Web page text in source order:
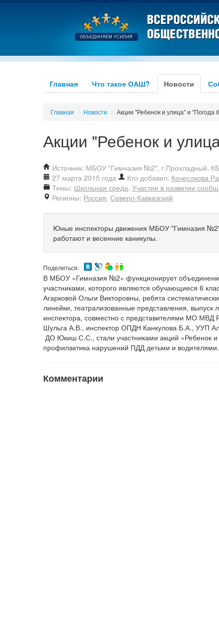
Главная Что такое ОАШ? Новости
Главная / Новости / Акции "Ребенок и улица" и "Погода
Акции "Ребенок и
Источник: МБОУ "Гимназия №2", г.Прохладный,
27 марта 2015 года
Кто добавил: Кочесокова
Темы: Школьная среда, Участие в развитии
Регионы: Россия, Северо-Кавказский
Юные инспекторы движения МБОУ "Гимназия №2"
работают и весенние каникулы.
Поделиться:
В МБОУ «Гимназия №2» функционирует
участниками, которого являются обучающиеся 6
Агарковой Ольги Викторовны, ребята
линейки, театрализованные представления,
инспектора, совместно с представителями МО
Шульга А.В., инспектор ОПДН Канкулова Б.А., УУП
ДО Юкиш С.С., стали участниками акций «Ребенок
профилактика нарушений ПДД детьми и водителями.
Комментарии